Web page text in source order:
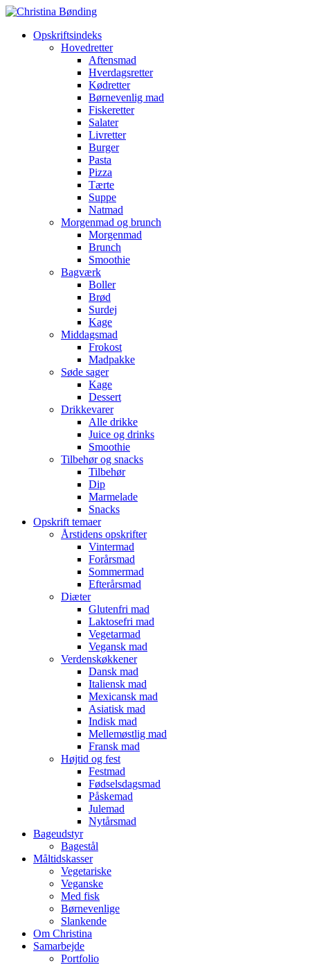
Opskriftsindeks
Hovedretter
Aftensmad
Hverdagsretter
Kødretter
Børnevenlig mad
Fiskeretter
Salater
Livretter
Burger
Pasta
Pizza
Tærte
Suppe
Natmad
Morgenmad og brunch
Morgenmad
Brunch
Smoothie
Bagværk
Boller
Brød
Surdej
Kage
Middagsmad
Frokost
Madpakke
Søde sager
Kage
Dessert
Drikkevarer
Alle drikke
Juice og drinks
Smoothie
Tilbehør og snacks
Tilbehør
Dip
Marmelade
Snacks
Opskrift temaer
Årstidens opskrifter
Vintermad
Forårsmad
Sommermad
Efterårsmad
Diæter
Glutenfri mad
Laktosefri mad
Vegetarmad
Vegansk mad
Verdenskøkkener
Dansk mad
Italiensk mad
Mexicansk mad
Asiatisk mad
Indisk mad
Mellemøstlig mad
Fransk mad
Højtid og fest
Festmad
Fødselsdagsmad
Påskemad
Julemad
Nytårsmad
Bageudstyr
Bagestål
Måltidskasser
Vegetariske
Veganske
Med fisk
Børnevenlige
Slankende
Om Christina
Samarbejde
Portfolio